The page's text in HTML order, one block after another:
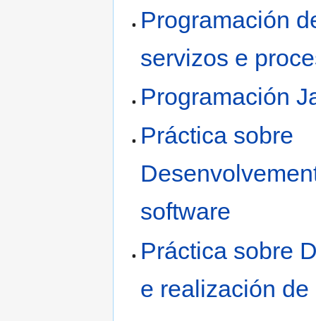
Programación
servizos e
Programación
Práctica sobre
software
Práctica sobre
e realización de